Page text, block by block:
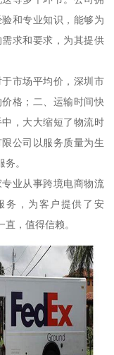
和专业知识，能够为
求和要求，为其提供
市场平均价，深圳市
格；二、运输时间快
，大大缩短了物流时
公司以服务质量为生
。
业从事跨境电商物流
务，为客户提供了安
，值得信赖。